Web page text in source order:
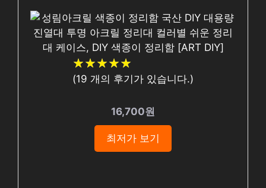
★★★★★
★★★★★
(19 개의 후기가 있습니다.)
16,700원
최저가 보기